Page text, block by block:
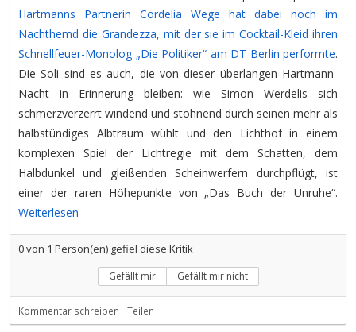
Hartmanns Partnerin Cordelia Wege hat dabei noch im
Nachthemd die Grandezza, mit der sie im Cocktail-Kleid ihren
Schnellfeuer-Monolog „Die Politiker“ am DT Berlin performte.
Die Soli sind es auch, die von dieser überlangen Hartmann-
Nacht in Erinnerung bleiben: wie Simon Werdelis sich
schmerzverzerrt windend und stöhnend durch seinen mehr als
halbstündiges Albtraum wühlt und den Lichthof in einem
komplexen Spiel der Lichtregie mit dem Schatten, dem
Halbdunkel und gleißenden Scheinwerfern durchpflügt, ist
einer der raren Höhepunkte von „Das Buch der Unruhe“.
Weiterlesen
0von 1 Person(en) gefiel diese Kritik
Gefällt mir Gefällt mir nicht
Kommentar schreiben Teilen